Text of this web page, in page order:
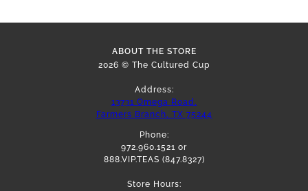
ABOUT THE STORE
2026 © The Cultured Cup
Address:
13731 Omega Road,
Farmers Branch, TX 75244
Phone:
972.960.1521 or
888.VIP.TEAS (847.8327)
Store Hours: